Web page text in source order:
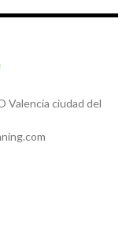
Valencia ciudad del